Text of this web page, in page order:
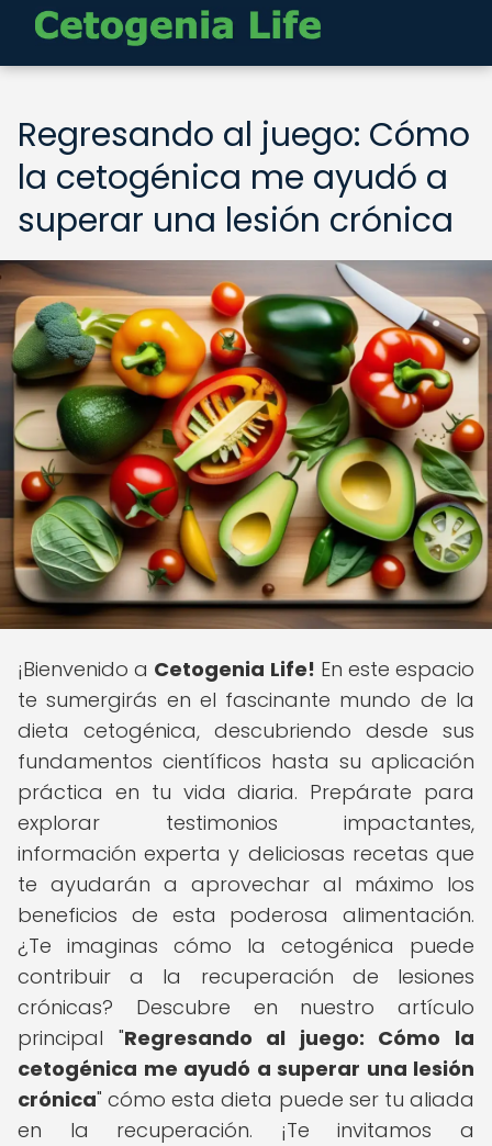
Regresando al juego: Cómo
la cetogénica me ayudó a
superar una lesión crónica
¡Bienvenido a Cetogenia Life! En este espacio
te sumergirás en el fascinante mundo de la
dieta cetogénica, descubriendo desde sus
fundamentos científicos hasta su aplicación
práctica en tu vida diaria. Prepárate para
explorar testimonios impactantes,
información experta y deliciosas recetas que
te ayudarán a aprovechar al máximo los
beneficios de esta poderosa alimentación.
¿Te imaginas cómo la cetogénica puede
contribuir a la recuperación de lesiones
crónicas? Descubre en nuestro artículo
principal "Regresando al juego: Cómo la
cetogénica me ayudó a superar una lesión
crónica" cómo esta dieta puede ser tu aliada
en la recuperación. ¡Te invitamos a